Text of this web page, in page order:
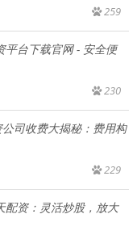
259
平台下载官网 - 安全便
230
司收费大揭秘：费用构
229
配资：灵活炒股，放大